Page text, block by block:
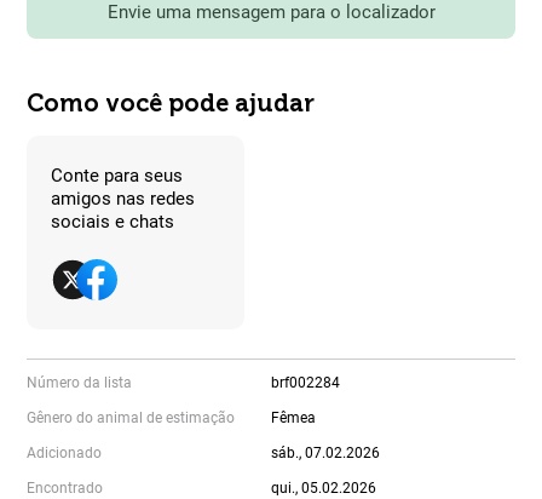
Envie uma mensagem para o localizador
Como você pode ajudar
Conte para seus
amigos nas redes
sociais e chats
Número da lista brf002284
Gênero do animal de estimação Fêmea
Adicionado sáb., 07.02.2026
Encontrado qui., 05.02.2026